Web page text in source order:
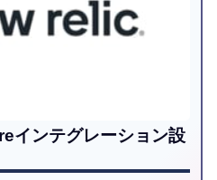
インテグレーション設